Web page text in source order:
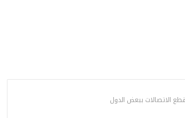
الاتصالات ببعض الدول